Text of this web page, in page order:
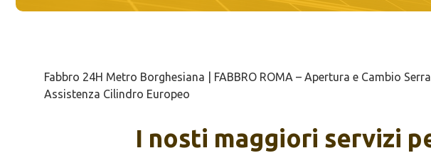
Fabbro 24H Metro Borghesiana | FABBRO ROMA – Apertura e Cambio
Assistenza Cilindro Europeo
I nosti maggiori servizi